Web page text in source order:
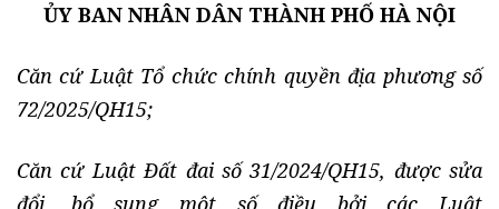
ỦY BAN NHÂN DÂN THÀNH PHỐ HÀ NỘI
Căn cứ Luật Tổ chức chính quyền địa phương số
72/2025/QH15;
Căn cứ Luật Đất đai số 31/2024/QH15, được sửa
đổi, bổ sung một số điều bởi các Luật